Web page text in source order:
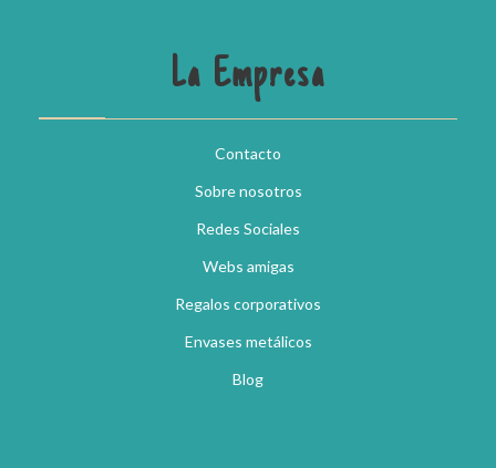
La Empresa
Contacto
Sobre nosotros
Redes Sociales
Webs amigas
Regalos corporativos
Envases metálicos
Blog